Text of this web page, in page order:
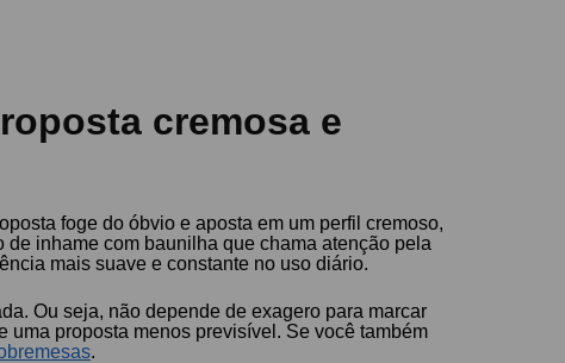
cremosa e
foge do óbvio e aposta em um perfil cremoso,
inhame com baunilha que chama atenção pela
mais suave e constante no uso diário.
Ou seja, não depende de exagero para marcar
uma proposta menos previsível. Se você também
.